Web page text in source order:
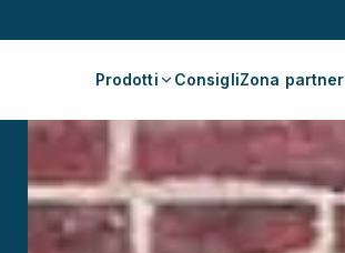
Prodotti ConsigliZona partner